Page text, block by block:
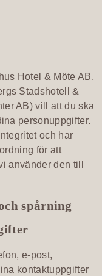
Hotel & Möte AB,
Stadshotell &
AB) vill att du ska
personuppgifter.
och har
för att
använder den till
spårning
e-post,
kontaktuppgifter